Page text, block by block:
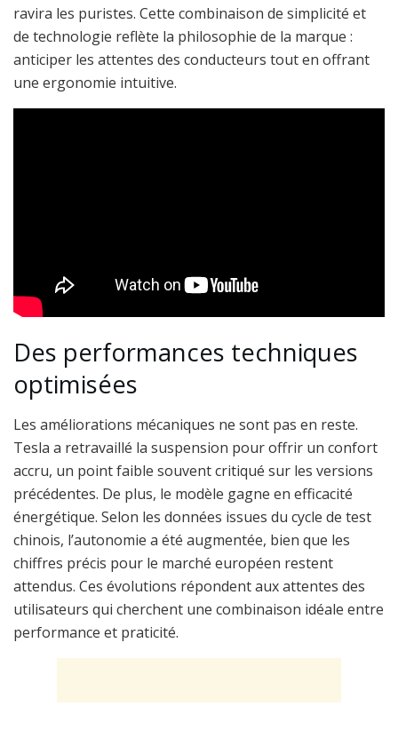
ravira les puristes. Cette combinaison de simplicité et
de technologie reflète la philosophie de la marque :
anticiper les attentes des conducteurs tout en offrant
une ergonomie intuitive.
Des performances techniques
optimisées
Les améliorations mécaniques ne sont pas en reste.
Tesla a retravaillé la suspension pour offrir un confort
accru, un point faible souvent critiqué sur les versions
précédentes. De plus, le modèle gagne en efficacité
énergétique. Selon les données issues du cycle de test
chinois, l’autonomie a été augmentée, bien que les
chiffres précis pour le marché européen restent
attendus. Ces évolutions répondent aux attentes des
utilisateurs qui cherchent une combinaison idéale entre
performance et praticité.